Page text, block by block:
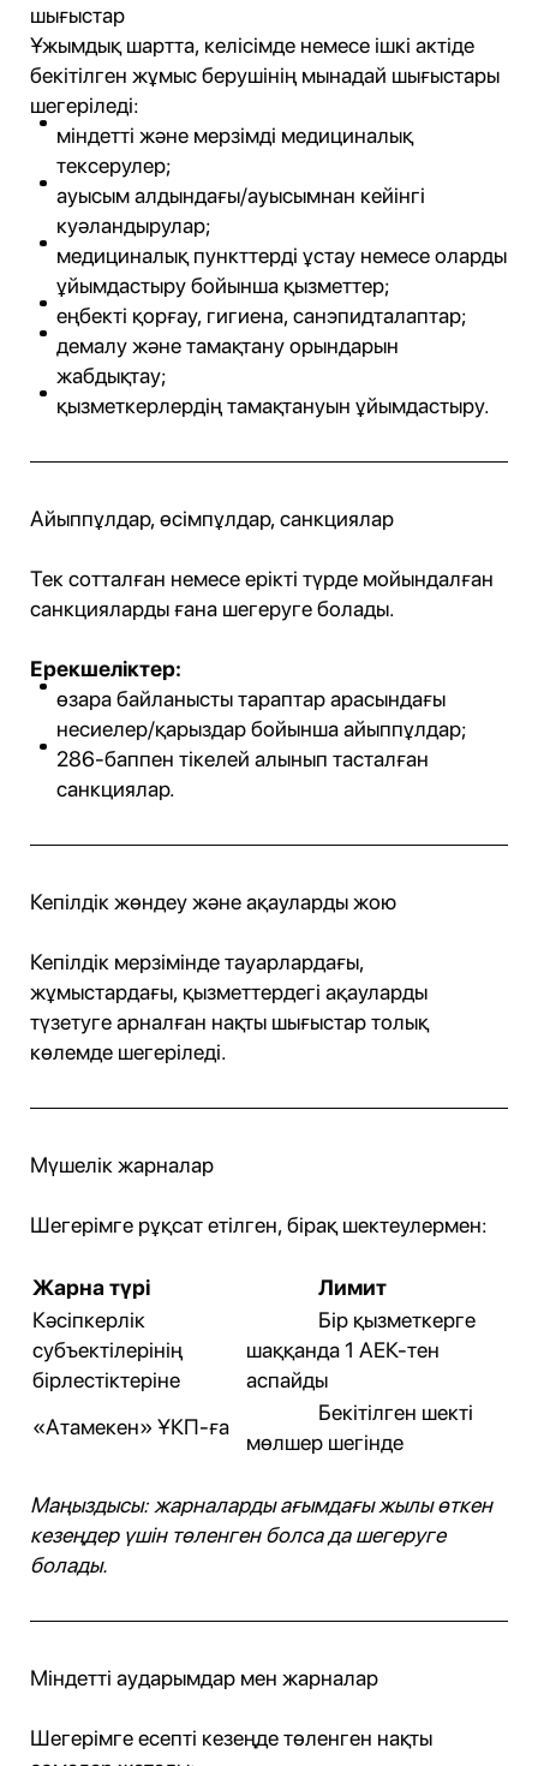
шығыстар
Ұжымдық шартта, келісімде немесе ішкі актіде
бекітілген жұмыс берушінің мынадай шығыстары
шегеріледі:
міндетті және мерзімді медициналық
тексерулер;
ауысым алдындағы/ауысымнан кейінгі
куәландырулар;
медициналық пункттерді ұстау немесе оларды
ұйымдастыру бойынша қызметтер;
еңбекті қорғау, гигиена, санэпидталаптар;
демалу және тамақтану орындарын
жабдықтау;
қызметкерлердің тамақтануын ұйымдастыру.
Айыппұлдар, өсімпұлдар, санкциялар
Тек сотталған немесе ерікті түрде мойындалған
санкцияларды ғана шегеруге болады.
Ерекшеліктер:
өзара байланысты тараптар арасындағы
несиелер/қарыздар бойынша айыппұлдар;
286-баппен тікелей алынып тасталған
санкциялар.
Кепілдік жөндеу және ақауларды жою
Кепілдік мерзімінде тауарлардағы,
жұмыстардағы, қызметтердегі ақауларды
түзетуге арналған нақты шығыстар толық
көлемде шегеріледі.
Мүшелік жарналар
Шегерімге рұқсат етілген, бірақ шектеулермен:
Жарна түрі
Лимит
Кәсіпкерлік
субъектілерінің
бірлестіктеріне
Бір қызметкерге
шаққанда 1 АЕК-тен
аспайды
«Атамекен» ҰКП-ға
Бекітілген шекті
мөлшер шегінде
Маңыздысы: жарналарды ағымдағы жылы өткен
кезеңдер үшін төленген болса да шегеруге
болады.
Міндетті аударымдар мен жарналар
Шегерімге есепті кезеңде төленген нақты